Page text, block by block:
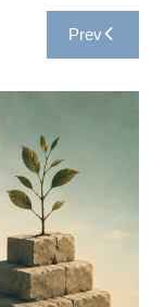
راهبری
نوشته
Prev